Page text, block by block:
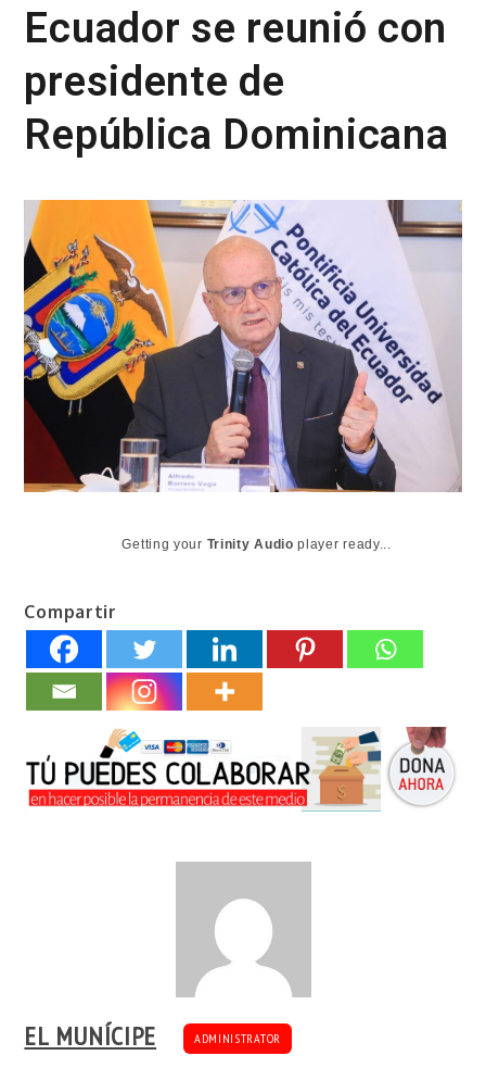
Ecuador se reunió con
presidente de
República Dominicana
Getting your Trinity Audio player ready...
Compartir
EL MUNÍCIPE ADMINISTRATOR